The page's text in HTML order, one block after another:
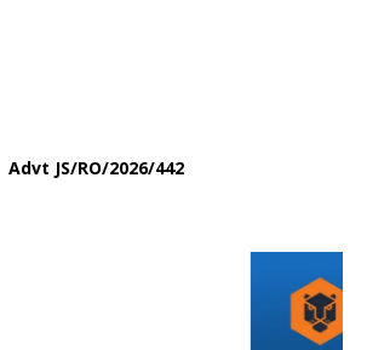
Advt JS/RO/2026/442